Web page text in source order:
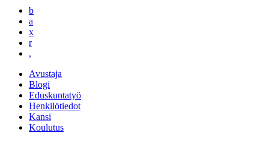
b
a
x
r
,
Avustaja
Blogi
Eduskuntatyö
Henkilötiedot
Kansi
Koulutus